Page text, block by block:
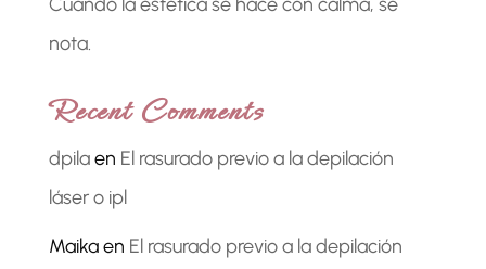
nota.
Recent Comments
dpilaen El rasurado previo a la depilación
láser o ipl
Maikaen El rasurado previo a la depilación